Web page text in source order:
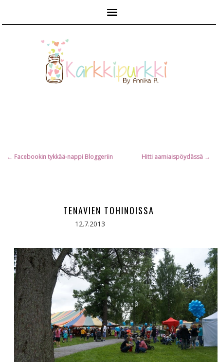
Artikkelien
← Facebookin tykkää-nappi Bloggeriin Hitti aamiaispöydässä →
TENAVIEN TOHINOISSA
12.7.2013